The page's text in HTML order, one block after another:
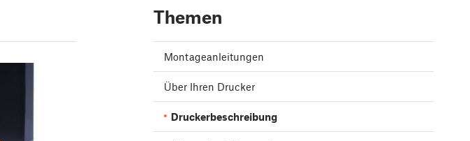
Themen
Montageanleitungen
Über Ihren Drucker
Druckerbeschreibung